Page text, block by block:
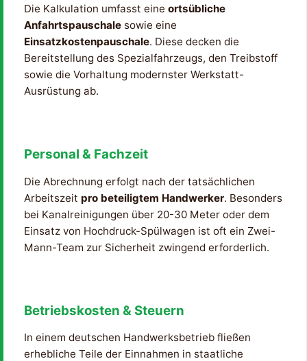
Die Kalkulation umfasst eine ortsübliche
Anfahrtspauschale sowie eine
Einsatzkostenpauschale. Diese decken die
Bereitstellung des Spezialfahrzeugs, den Treibstoff
sowie die Vorhaltung modernster Werkstatt-
Ausrüstung ab.
Personal & Fachzeit
Die Abrechnung erfolgt nach der tatsächlichen
Arbeitszeit pro beteiligtem Handwerker. Besonders
bei Kanalreinigungen über 20-30 Meter oder dem
Einsatz von Hochdruck-Spülwagen ist oft ein Zwei-
Mann-Team zur Sicherheit zwingend erforderlich.
Betriebskosten & Steuern
In einem deutschen Handwerksbetrieb fließen
erhebliche Teile der Einnahmen in staatliche